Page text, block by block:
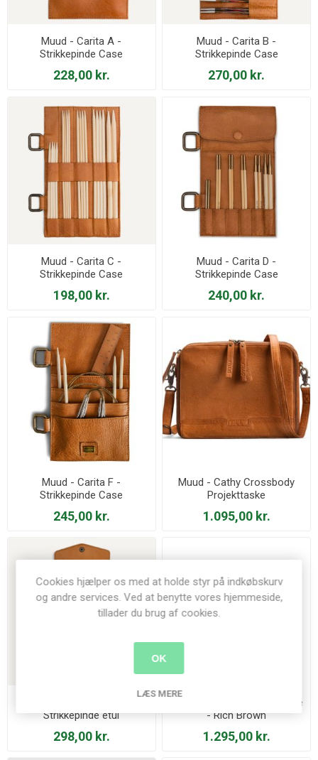
Muud - Carita A -
Strikkepinde Case
228,00 kr.
Muud - Carita B -
Strikkepinde Case
270,00 kr.
Muud - Carita C -
Strikkepinde Case
198,00 kr.
Muud - Carita D -
Strikkepinde Case
240,00 kr.
Muud - Carita F -
Strikkepinde Case
245,00 kr.
Muud - Cathy Crossbody
Projekttaske
1.095,00 kr.
Strikkepinde etui
298,00 kr.
Muud - Cleo XL Projekttaske
- Rich Brown
1.295,00 kr.
Cookies hjælper os med at holde styr på indkøbskurv
og andre services. Ved at benytte vores hjemmeside,
tillader du brug af cookies.
OK
LÆS MERE